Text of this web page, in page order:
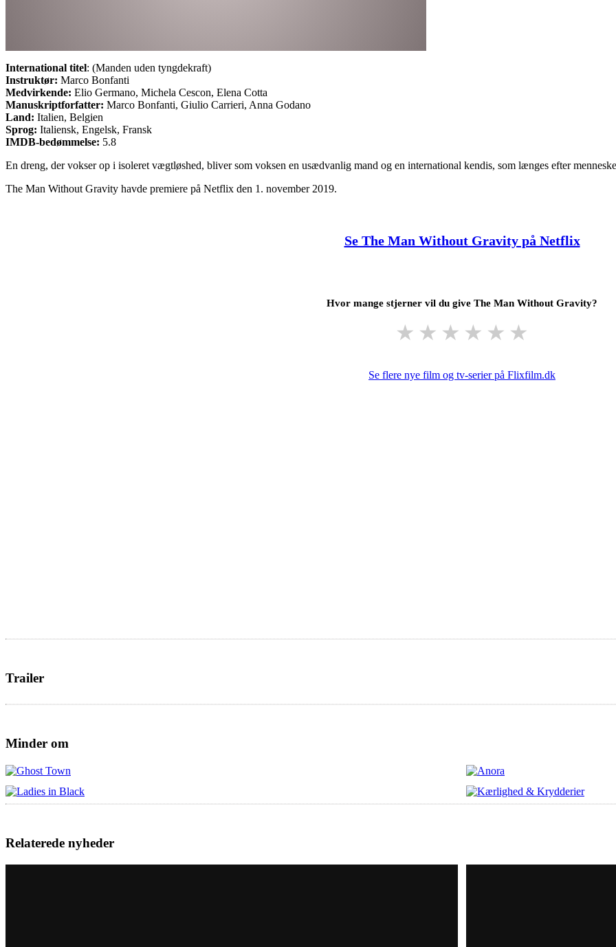
International titel: (Manden uden tyngdekraft)
Instruktør: Marco Bonfanti
Medvirkende: Elio Germano, Michela Cescon, Elena Cotta
Manuskriptforfatter: Marco Bonfanti, Giulio Carrieri, Anna Godano
Land: Italien, Belgien
Sprog: Italiensk, Engelsk, Fransk
IMDB-bedømmelse: 5.8
En dreng, der vokser op i isoleret vægtløshed, bliver som voksen en usædvanlig mand og en international kendis, som længes efter
The Man Without Gravity havde premiere på Netflix den 1. november 2019.
Se The Man Without Gravity på Netflix
Hvor mange stjerner vil du give The Man Without Gravity?
★ ★ ★ ★ ★ ★
Se flere nye film og tv-serier på Flixfilm.dk
Trailer
Minder om
Relaterede nyheder